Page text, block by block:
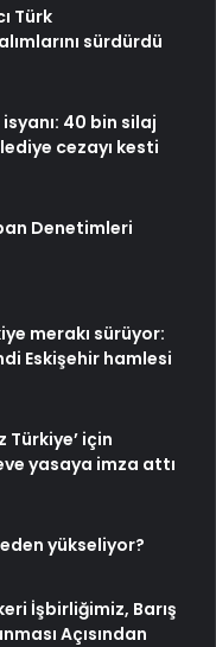
Türk
sürdürdü
40 bin silaj
cezayı kesti
Denetimleri
merakı sürüyor:
Eskişehir hamlesi
Türkiye’ için
yasaya imza attı
yükseliyor?
İşbirliğimiz, Barış
Açısından